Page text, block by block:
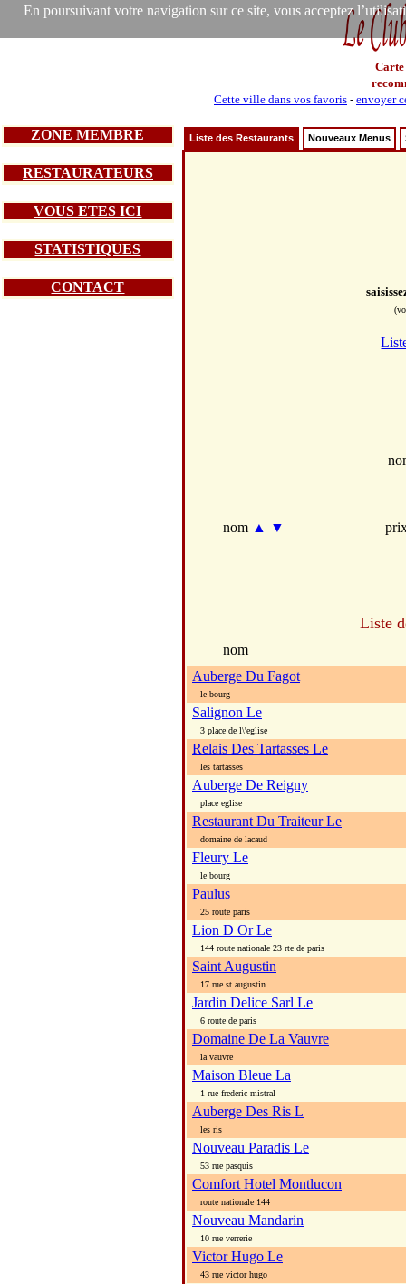
En poursuivant votre navigation sur ce site, vous acceptez
Carte
Cette ville dans vos favoris - envoyer
ZONE MEMBRE
RESTAURATEURS
VOUS ETES ICI
STATISTIQUES
CONTACT
Liste des Restaurants Nouveaux Menus
nom ▲ ▼
Liste
nom
Auberge Du Fagot
le bourg
Salignon Le
3 place de l\'eglise
Relais Des Tartasses Le
les tartasses
Auberge De Reigny
place eglise
Restaurant Du Traiteur Le
domaine de lacaud
Fleury Le
le bourg
Paulus
25 route paris
Lion D Or Le
144 route nationale 23 rte de paris
Saint Augustin
17 rue st augustin
Jardin Delice Sarl Le
6 route de paris
Domaine De La Vauvre
la vauvre
Maison Bleue La
1 rue frederic mistral
Auberge Des Ris L
les ris
Nouveau Paradis Le
53 rue pasquis
Comfort Hotel Montlucon
route nationale 144
Nouveau Mandarin
10 rue verrerie
Victor Hugo Le
43 rue victor hugo